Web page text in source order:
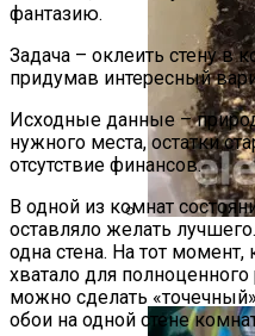
Как
Фото
фантазию.
Задача – оклеить стену в
придумав интересный
Исходные данные –
нужного места, остатки
отсутствие финансов.
В одной из комнат
оставляло желать
одна стена. На тот
хватало для
можно сделать
обои на одной стене